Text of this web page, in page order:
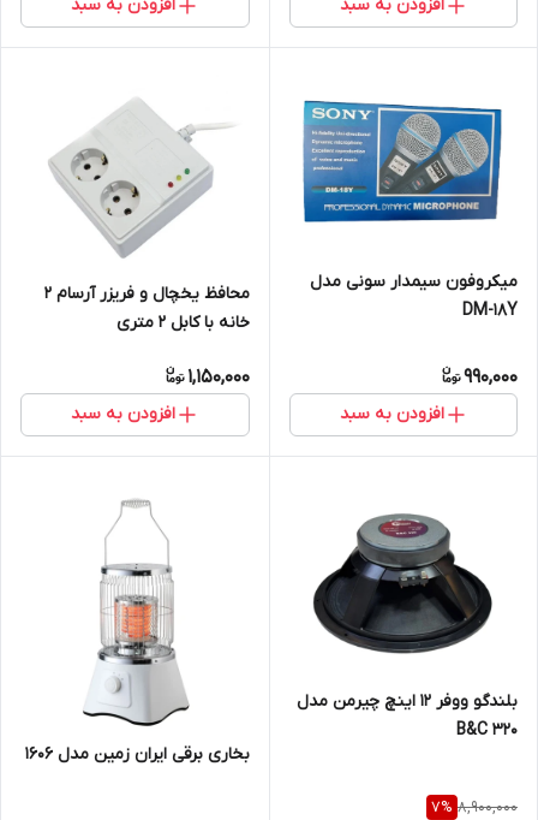
افزودن به سبد افزودن به سبد
میکروفون سیمدار سونی مدل
DM-18Y
990,000
افزودن به سبد
محافظ یخچال و فریزر آرسام 2
خانه با کابل 2 متری
1,150,000
افزودن به سبد
بلندگو ووفر ۱۲ اینچ چیرمن مدل
B&C 320
8,900,000
7%
بخاری برقی ایران زمین مدل 1606